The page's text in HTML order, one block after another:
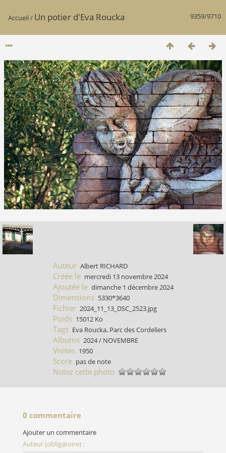
9359/9710
Accueil/ Un potier d'Eva Roucka
Auteur Albert RICHARD
Créée le mercredi 13 novembre 2024
Ajoutée le dimanche 1 décembre 2024
Dimensions 5330*3640
Fichier 2024_11_13_DSC_2523.jpg
Poids 15012 Ko
Tags Eva Roucka, Parc des Cordeliers
Albums 2024/ NOVEMBRE
Visites 1950
Score pas de note
Notez cette photo
0 commentaire
Ajouter un commentaire
Auteur (obligatoire) :